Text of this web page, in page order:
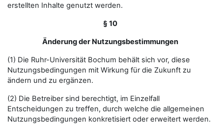
erstellten Inhalte genutzt werden.
§ 10
Änderung der Nutzungsbestimmungen
(1) Die Ruhr-Universität Bochum behält sich vor, diese
Nutzungsbedingungen mit Wirkung für die Zukunft zu
ändern und zu ergänzen.
(2) Die Betreiber sind berechtigt, im Einzelfall
Entscheidungen zu treffen, durch welche die allgemeinen
Nutzungsbedingungen konkretisiert oder erweitert werden.